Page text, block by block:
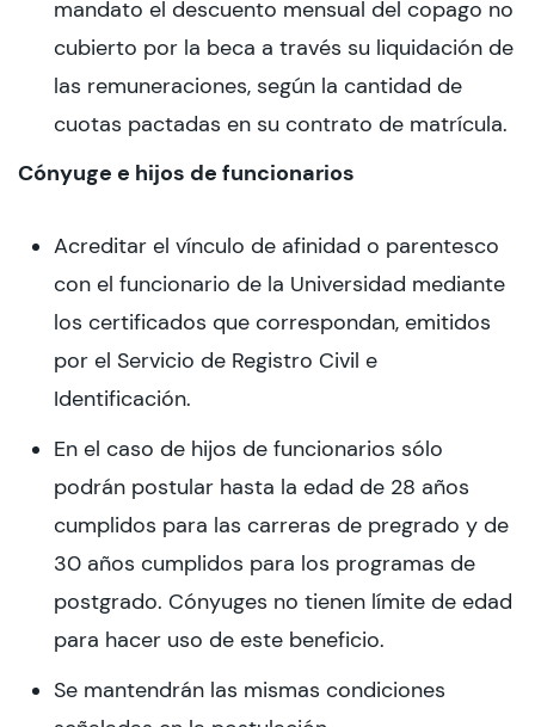
mandato el descuento mensual del copago no
cubierto por la beca a través su liquidación de
las remuneraciones, según la cantidad de
cuotas pactadas en su contrato de matrícula.
Cónyuge e hijos de funcionarios
Acreditar el vínculo de afinidad o parentesco
con el funcionario de la Universidad mediante
los certificados que correspondan, emitidos
por el Servicio de Registro Civil e
Identificación.
En el caso de hijos de funcionarios sólo
podrán postular hasta la edad de 28 años
cumplidos para las carreras de pregrado y de
30 años cumplidos para los programas de
postgrado. Cónyuges no tienen límite de edad
para hacer uso de este beneficio.
Se mantendrán las mismas condiciones